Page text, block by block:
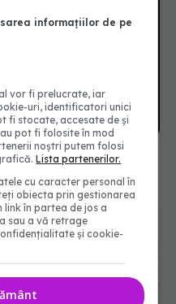
la vânzare în
Biofarm
informațiilor de pe
vor fi prelucrate, iar
uri, identificatori unici
fi stocate, accesate de și
pot fi folosite în mod
noștri putem folosi
Lista partenerilor.
cu caracter personal în
obiecta prin gestionarea
link în partea de jos a
sau a vă retrage
și cookie-